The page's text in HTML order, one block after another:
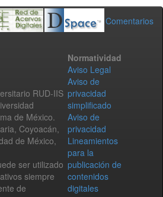
Comentarios
RUD-IIS
de México.
Coyoacán,
de México,
ser utilizado
siempre
de
Normatividad
Aviso Legal
Aviso de
privacidad
simplificado
Aviso de
privacidad
Lineamientos
para la
publicación de
contenidos
digitales